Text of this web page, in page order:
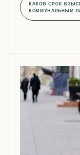
КАКОВ СРОК
КОММУНАЛЬНЫМ